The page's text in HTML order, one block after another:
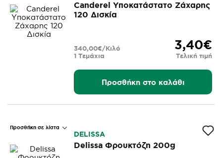
Canderel Υποκατάστατο Ζάχαρης
120 Δισκία
3,40€
Τελική τιμή
1 Τεμάχια
340,00€/Κιλό
Προσθήκη στο καλάθι
Προσθήκη σε λίστα
DELISSA
Delissa Φρουκτόζη 200g